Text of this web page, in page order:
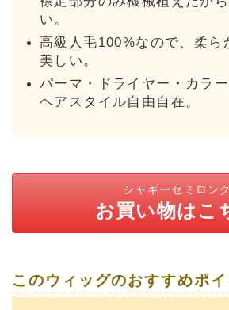
い。
高級人毛100%なので、柔ら
美しい。
パーマ・ドライヤー・カラー
ヘアスタイル自由自在。
シャギーセミロン
お買い物はこ
このウィッグのおすすめポイ